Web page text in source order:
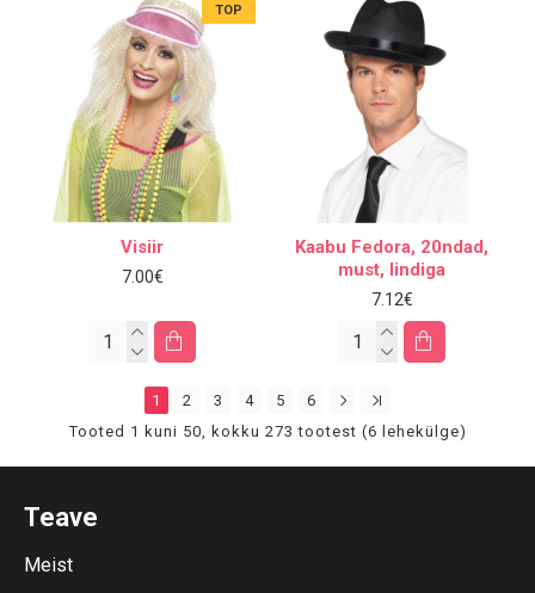
TOP
Visiir
7.00€
Kaabu Fedora, 20ndad,
must, lindiga
7.12€
1 2 3 4 5
6
Tooted 1 kuni 50, kokku 273 tootest (6 lehekülge)
Teave
Meist